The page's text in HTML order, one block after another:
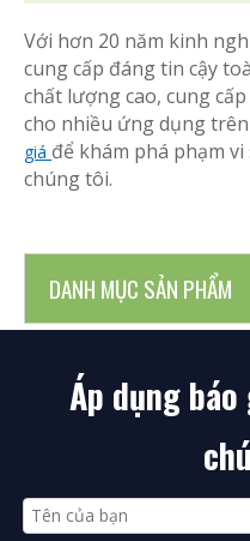
Với hơn 20 năm kinh
cung cấp đáng tin cậy
chất lượng cao, cung
cho nhiều ứng dụng
giá để khám phá phạm
chúng tôi.
DANH MỤC SẢN PHẨM
Áp dụng